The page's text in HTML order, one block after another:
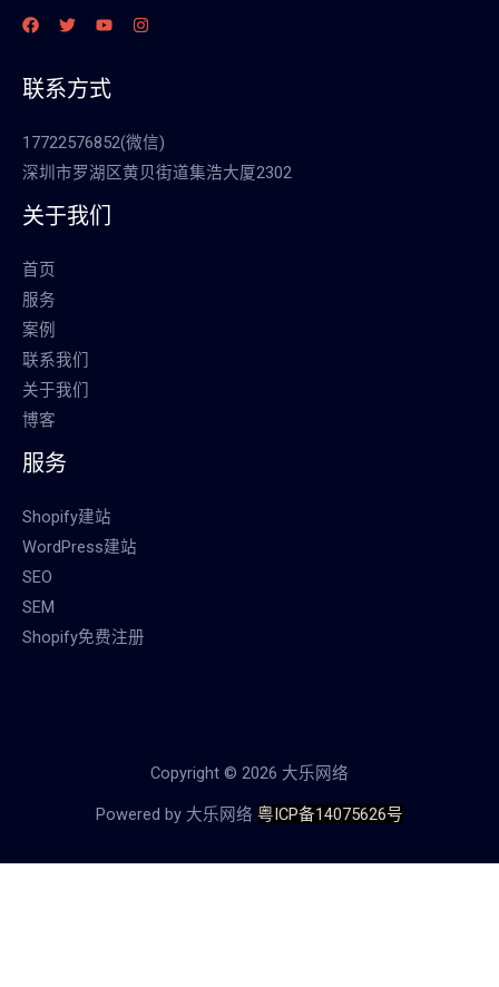
联系方式
17722576852(微信)
深圳市罗湖区黄贝街道集浩大厦2302
关于我们
首页
服务
案例
联系我们
关于我们
博客
服务
Shopify建站
WordPress建站
SEO
SEM
Shopify免费注册
Copyright © 2026 大乐网络
Powered by 大乐网络 粤ICP备14075626号